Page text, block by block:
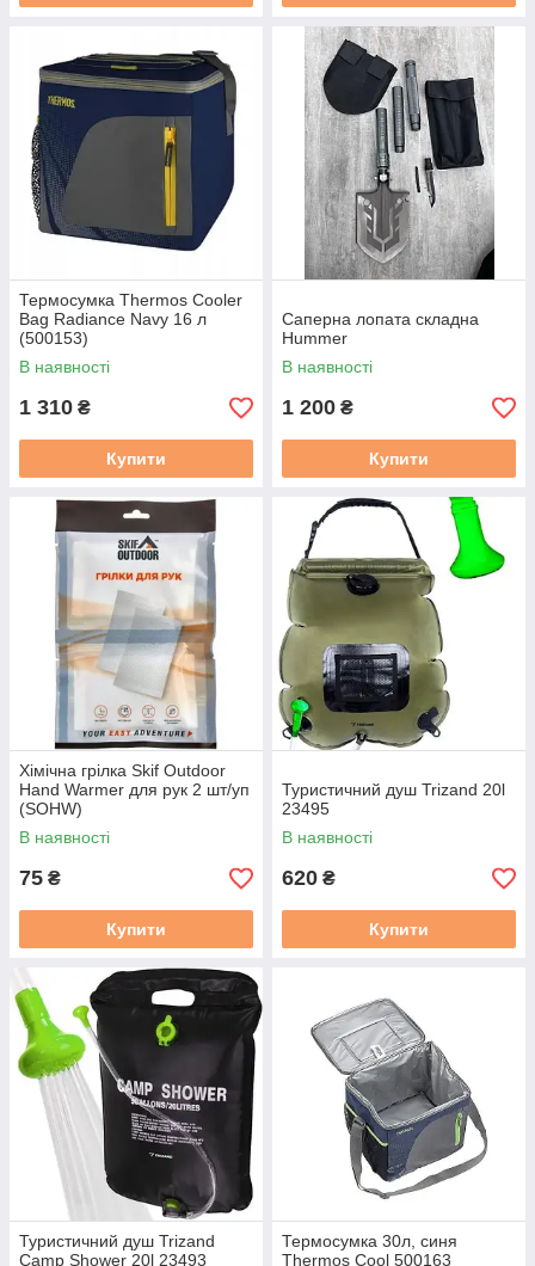
Термосумка Thermos Cooler
Bag Radiance Navy 16 л
(500153)
В наявності
1 310 ₴
Купити
Саперна лопата складна
Hummer
В наявності
1 200 ₴
Купити
Хімічна грілка Skif Outdoor
Hand Warmer для рук 2 шт/уп
(SOHW)
В наявності
75 ₴
Купити
Туристичний душ Trizand 20l
23495
В наявності
620 ₴
Купити
Туристичний душ Trizand
Camp Shower 20l 23493
Термосумка 30л, синя
Thermos Cool 500163